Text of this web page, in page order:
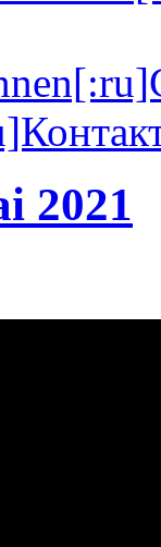
2021